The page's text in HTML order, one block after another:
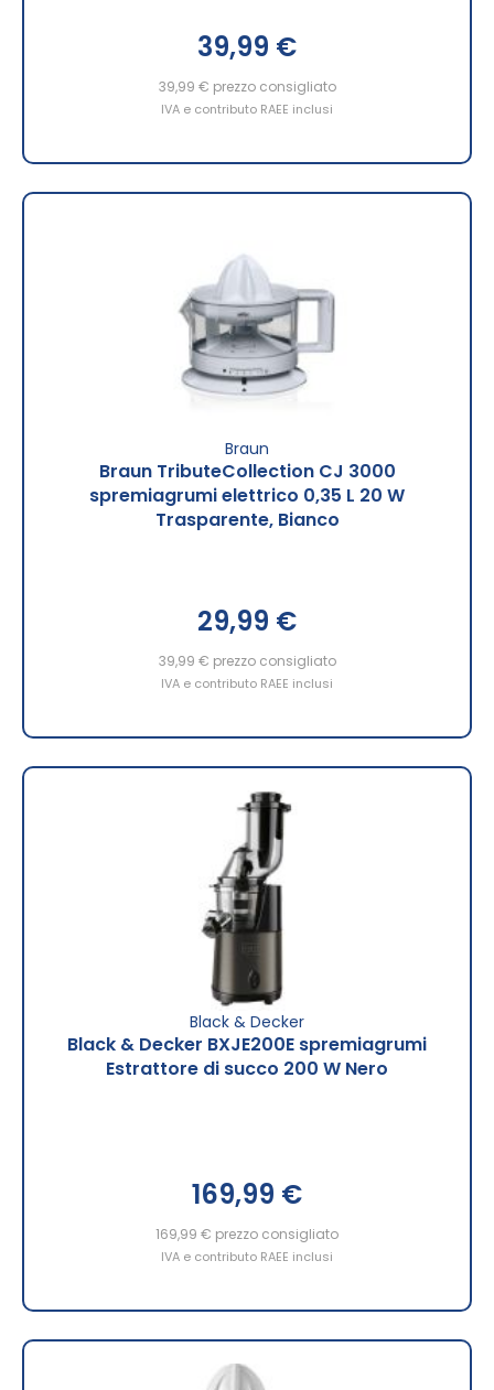
39,99 €
39,99 € prezzo consigliato
IVA e contributo RAEE inclusi
Braun
Braun TributeCollection CJ 3000
spremiagrumi elettrico 0,35 L 20 W
Trasparente, Bianco
29,99 €
39,99 € prezzo consigliato
IVA e contributo RAEE inclusi
Black & Decker
Black & Decker BXJE200E spremiagrumi
Estrattore di succo 200 W Nero
169,99 €
169,99 € prezzo consigliato
IVA e contributo RAEE inclusi